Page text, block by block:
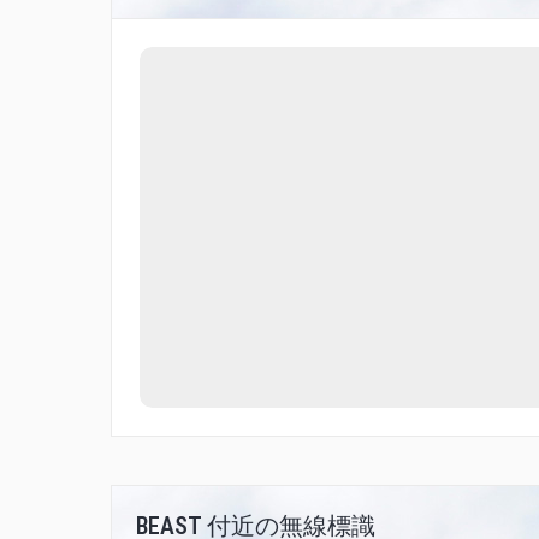
BEAST 付近の無線標識